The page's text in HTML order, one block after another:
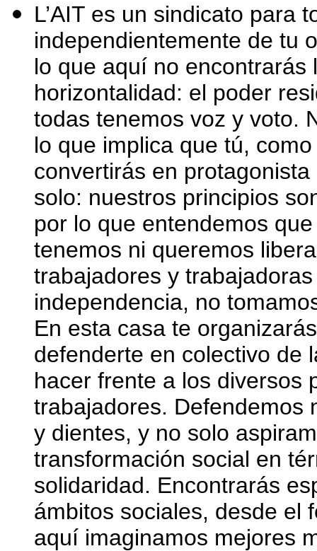
L’AIT es un sindicato para
independientemente de tu
lo que aquí no
horizontalidad: el poder
todas tenemos voz y voto.
lo que implica que tú,
convertirás en
solo: nuestros principios
por lo que entendemos
tenemos ni queremos
trabajadores y
independencia, no
En esta casa te
defenderte en colectivo de
hacer frente a los diversos
trabajadores. Defendemos
y dientes, y no solo
transformación social en
solidaridad. Encontrarás
ámbitos sociales, desde el
aquí imaginamos mejores